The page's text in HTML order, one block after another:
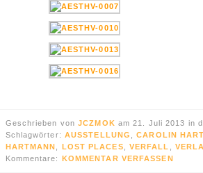
Geschrieben vonJCZMOK am 21. Juli 2013 in
Schlagwörter: AUSSTELLUNG ,CAROLIN
HARTMANN
LOST PLACES VERFALL
Kommentare: KOMMENTAR VERFASSEN